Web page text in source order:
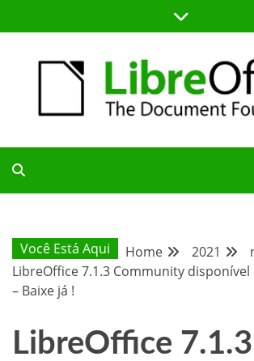
to
BLOG DA
Você Está Aqui Home 2021
LibreOffice 7.1.3 Community
– Baixe já !
LibreOffice 7.1.3